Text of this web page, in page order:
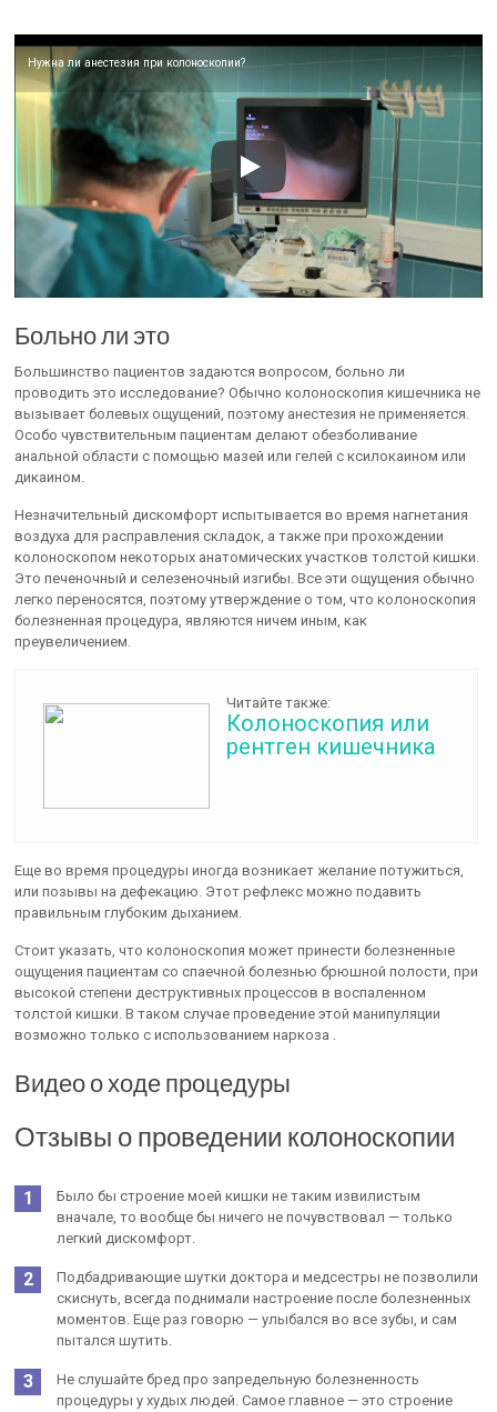
Нужна ли анестезия при колоноскопии?
Больно ли это
Большинство пациентов задаются вопросом, больно ли
проводить это исследование? Обычно колоноскопия кишечника не
вызывает болевых ощущений, поэтому анестезия не применяется.
Особо чувствительным пациентам делают обезболивание
анальной области с помощью мазей или гелей с ксилокаином или
дикаином.
Незначительный дискомфорт испытывается во время нагнетания
воздуха для расправления складок, а также при прохождении
колоноскопом некоторых анатомических участков толстой кишки.
Это печеночный и селезеночный изгибы. Все эти ощущения обычно
легко переносятся, поэтому утверждение о том, что колоноскопия
болезненная процедура, являются ничем иным, как
преувеличением.
Читайте также:
Колоноскопия или
рентген кишечника
Еще во время процедуры иногда возникает желание потужиться,
или позывы на дефекацию. Этот рефлекс можно подавить
правильным глубоким дыханием.
Стоит указать, что колоноскопия может принести болезненные
ощущения пациентам со спаечной болезнью брюшной полости, при
высокой степени деструктивных процессов в воспаленном
толстой кишки. В таком случае проведение этой манипуляции
возможно только с использованием наркоза .
Видео о ходе процедуры
Отзывы о проведении колоноскопии
Было бы строение моей кишки не таким извилистым
вначале, то вообще бы ничего не почувствовал — только
легкий дискомфорт.
Подбадривающие шутки доктора и медсестры не позволили
скиснуть, всегда поднимали настроение после болезненных
моментов. Еще раз говорю — улыбался во все зубы, и сам
пытался шутить.
Не слушайте бред про запредельную болезненность
процедуры у худых людей. Самое главное — это строение